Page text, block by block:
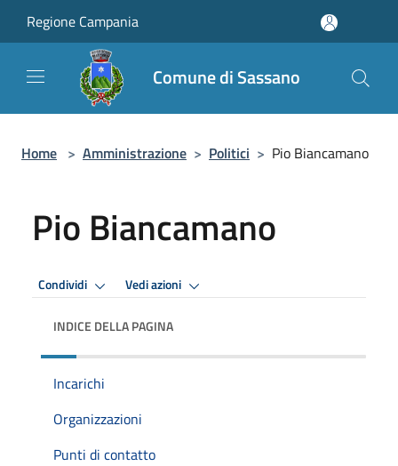
Regione Campania
Comune di Sassano
Home > Amministrazione > Politici > Pio Biancamano
Pio Biancamano
Condividi Vedi azioni
INDICE DELLA PAGINA
Incarichi
Organizzazioni
Punti di contatto